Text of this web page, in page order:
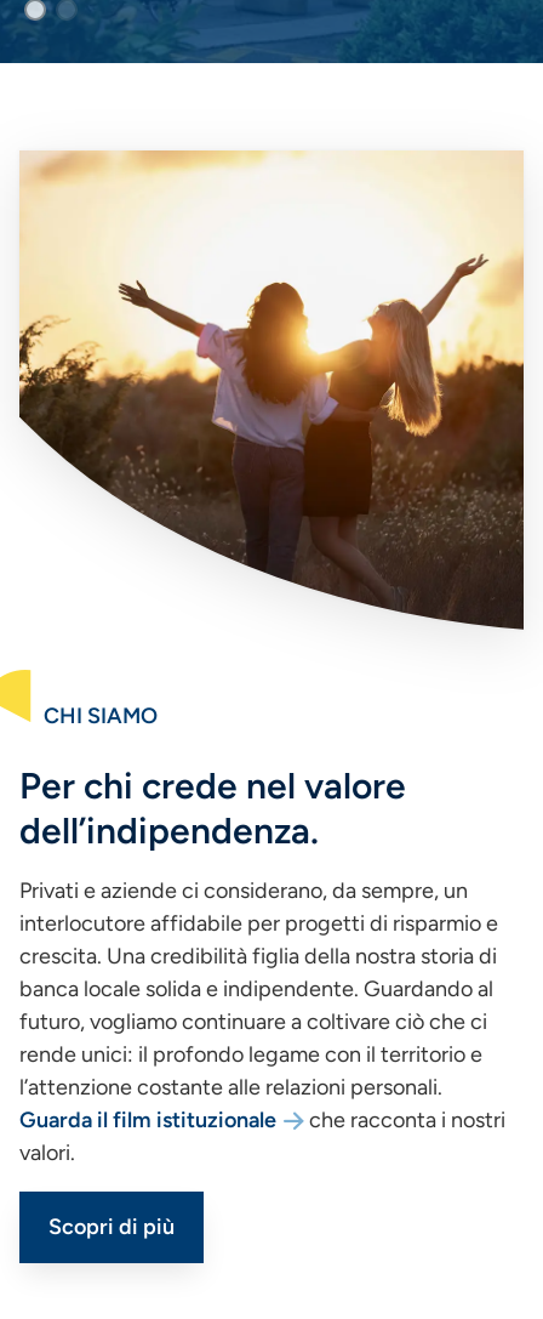
Immagine
CHI SIAMO
Per chi crede nel valore
dell’indipendenza.
Privati e aziende ci considerano, da sempre, un
interlocutore affidabile per progetti di risparmio e
crescita. Una credibilità figlia della nostra storia di
banca locale solida e indipendente. Guardando al
futuro, vogliamo continuare a coltivare ciò che ci
rende unici: il profondo legame con il territorio e
l’attenzione costante alle relazioni personali.
Guarda il film istituzionale
che racconta i nostri
valori.
Scopri di più